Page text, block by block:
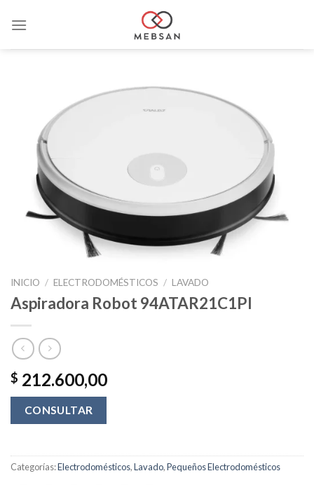
INICIO / ELECTRODOMÉSTICOS / LAVADO
Aspiradora Robot 94ATAR21C1PI
$ 212.600,00
CONSULTAR
Categorías:Electrodomésticos,Lavado,Pequeños Electrodomésticos